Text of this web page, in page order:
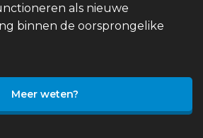
als nieuwe
binnen de oorsprongelike
Meer weten?